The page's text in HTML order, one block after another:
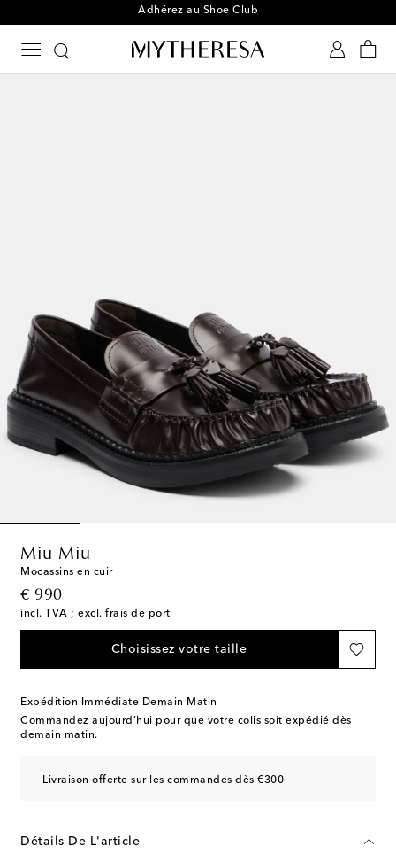
Adhérez au Shoe Club
Miu Miu
Mocassins en cuir
€ 990
original price
incl. TVA ; excl. frais de port
Choisissez votre taille
Expédition Immédiate Demain Matin
Commandez aujourd’hui pour que votre colis soit expédié dès
demain matin.
Livraison offerte sur les commandes dès €300
Détails De L'article